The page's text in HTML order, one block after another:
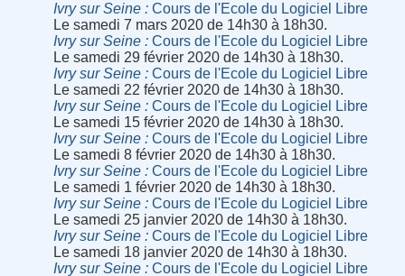
Ivry sur Seine
Cours de l'Ecole du Logiciel Libre
Le samedi 7 mars 2020 de 14h30 à 18h30.
Ivry sur Seine
Cours de l'Ecole du Logiciel Libre
Le samedi 29 février 2020 de 14h30 à 18h30.
Ivry sur Seine
Cours de l'Ecole du Logiciel Libre
Le samedi 22 février 2020 de 14h30 à 18h30.
Ivry sur Seine
Cours de l'Ecole du Logiciel Libre
Le samedi 15 février 2020 de 14h30 à 18h30.
Ivry sur Seine
Cours de l'Ecole du Logiciel Libre
Le samedi 8 février 2020 de 14h30 à 18h30.
Ivry sur Seine
Cours de l'Ecole du Logiciel Libre
Le samedi 1 février 2020 de 14h30 à 18h30.
Ivry sur Seine
Cours de l'Ecole du Logiciel Libre
Le samedi 25 janvier 2020 de 14h30 à 18h30.
Ivry sur Seine
Cours de l'Ecole du Logiciel Libre
Le samedi 18 janvier 2020 de 14h30 à 18h30.
Ivry sur Seine
Cours de l'Ecole du Logiciel Libre